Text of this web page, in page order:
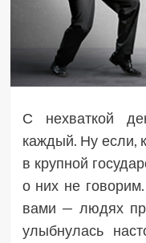
С нехваткой
каждый. Ну если,
в крупной
о них не
вами — людях
улыбнулась